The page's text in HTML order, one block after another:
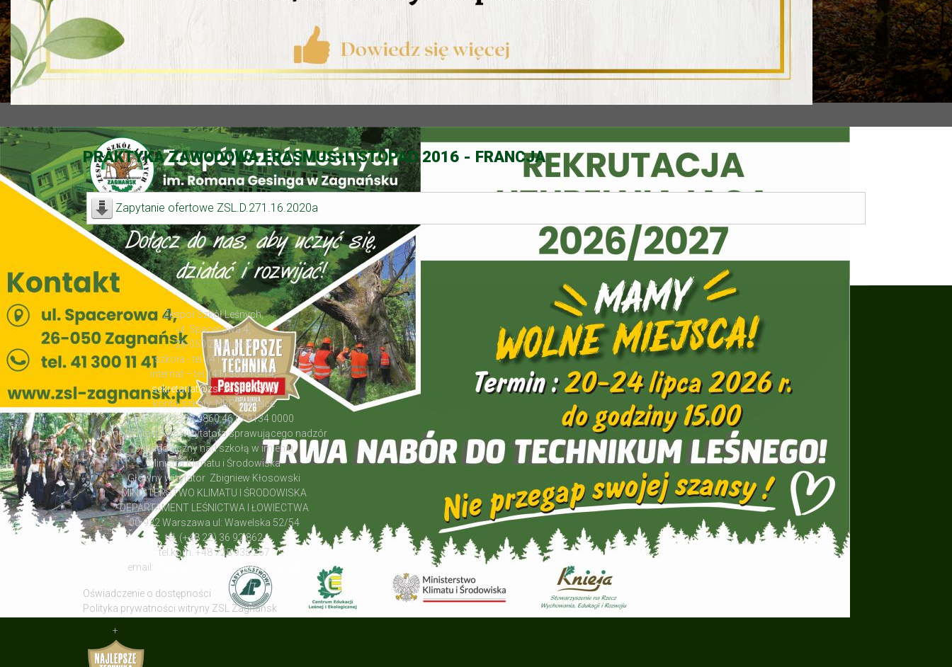
PRAKTYKA ZAWODOWA ERASMUS+LISTOPAD 2016 - FRANCJA
Zapytanie ofertowe ZSL.D.271.16.2020a
Zespół Szkół Leśnych,
ul. Spacerowa 4,
26-050 Zagnańsk
szkoła - tel. (41) 300-11-41,
internat – tel. (41) 300-15-14,
sekretariat@zsl-zagnansk.pl
konto szkoły: NBP O/Kielce
51 1010 1238 0860 4613 9134 0000
Dane kontaktowe wizytatora sprawującego nadzór
pedagogiczny nad szkołą w imieniu
Ministra Klimatu i Środowiska
Główny wizytator Zbigniew Kłosowski
MINISTERSTWO KLIMATU I ŚRODOWISKA
DEPARTAMENT LEŚNICTWA I ŁOWIECTWA
00-922 Warszawa ul: Wawelska 52/54
tel. (+48 22) 36 92 862
tel.kom. +48 728 935 267
email:
zbigniew.klosowski@mos.gov.pl
Oświadczenie o dostępności
Polityka prywatności witryny ZSL Zagnańsk
+